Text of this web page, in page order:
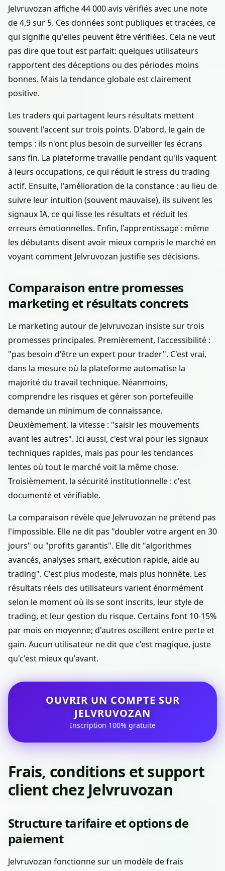
Jelvruvozan affiche 44 000 avis vérifiés avec une note
de 4,9 sur 5. Ces données sont publiques et tracées, ce
qui signifie qu'elles peuvent être vérifiées. Cela ne veut
pas dire que tout est parfait: quelques utilisateurs
rapportent des déceptions ou des périodes moins
bonnes. Mais la tendance globale est clairement
positive.
Les traders qui partagent leurs résultats mettent
souvent l'accent sur trois points. D'abord, le gain de
temps : ils n'ont plus besoin de surveiller les écrans
sans fin. La plateforme travaille pendant qu'ils vaquent
à leurs occupations, ce qui réduit le stress du trading
actif. Ensuite, l'amélioration de la constance : au lieu de
suivre leur intuition (souvent mauvaise), ils suivent les
signaux IA, ce qui lisse les résultats et réduit les
erreurs émotionnelles. Enfin, l'apprentissage : même
les débutants disent avoir mieux compris le marché en
voyant comment Jelvruvozan justifie ses décisions.
Comparaison entre promesses
marketing et résultats concrets
Le marketing autour de Jelvruvozan insiste sur trois
promesses principales. Premièrement, l'accessibilité :
"pas besoin d'être un expert pour trader". C'est vrai,
dans la mesure où la plateforme automatise la
majorité du travail technique. Néanmoins,
comprendre les risques et gérer son portefeuille
demande un minimum de connaissance.
Deuxièmement, la vitesse : "saisir les mouvements
avant les autres". Ici aussi, c'est vrai pour les signaux
techniques rapides, mais pas pour les tendances
lentes où tout le marché voit la même chose.
Troisièmement, la sécurité institutionnelle : c'est
documenté et vérifiable.
La comparaison révèle que Jelvruvozan ne prétend pas
l'impossible. Elle ne dit pas "doubler votre argent en 30
jours" ou "profits garantis". Elle dit "algorithmes
avancés, analyses smart, exécution rapide, aide au
trading". C'est plus modeste, mais plus honnête. Les
résultats réels des utilisateurs varient énormément
selon le moment où ils se sont inscrits, leur style de
trading, et leur gestion du risque. Certains font 10-15%
par mois en moyenne; d'autres oscillent entre perte et
gain. Aucun utilisateur ne dit que c'est magique, juste
qu'c'est mieux qu'avant.
OUVRIR UN COMPTE SUR
JELVRUVOZAN
Inscription 100% gratuite
Frais, conditions et support
client chez Jelvruvozan
Structure tarifaire et options de
paiement
Jelvruvozan fonctionne sur un modèle de frais